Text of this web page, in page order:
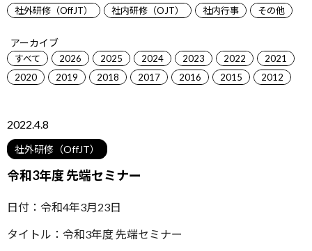
社外研修（OffJT）
社内研修（OJT） 社内行事 その他
アーカイブ
すべて 2026 2025 2024 2023 2022
2021
2020
2019 2018 2017 2016 2015 2012
2022.4.8
社外研修（OffJT）
令和3年度 先端セミナー
日付：令和4年3月23日
タイトル：令和3年度 先端セミナー